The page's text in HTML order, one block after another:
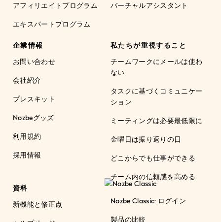
アフィリエイトプログラム
エキスパートプログラム
バーチャルアシスタント
企業情報
お問い合わせ
会社紹介
プレスキット
Nozbeグッズ
利用規約
採用情報
私たちが重視すること
チームワークにメールは使わ
ない
タスクに基づくコミュニケー
ション
ミーティングは必要最低限に
金曜日は振り返りの日
どこからでも仕事ができる
チーム内の信頼感を高める
資料
新機能と修正点
Nozbe Classic: ログイン
製品の比較